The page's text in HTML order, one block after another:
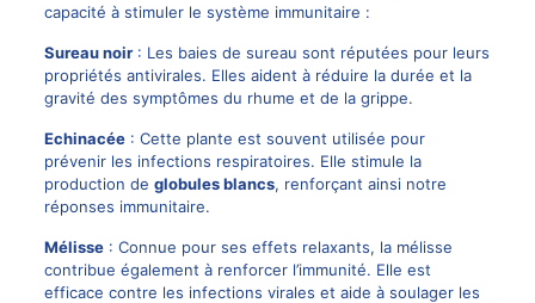
capacité à stimuler le système immunitaire :
Sureau noir: Les baies de sureau sont réputées pour leurs
propriétés antivirales. Elles aident à réduire la durée et la
gravité des symptômes du rhume et de la grippe.
Echinacée: Cette plante est souvent utilisée pour
prévenir les infections respiratoires. Elle stimule la
production de globules blancs, renforçant ainsi notre
réponses immunitaire.
Mélisse: Connue pour ses effets relaxants, la mélisse
contribue également à renforcer l’immunité. Elle est
efficace contre les infections virales et aide à soulager les